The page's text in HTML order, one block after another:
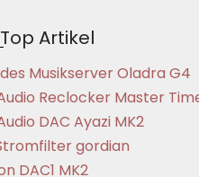
Artikel
Musikserver Oladra G4
Reclocker Master
DAC Ayazi MK2
gordian
DAC1 MK2